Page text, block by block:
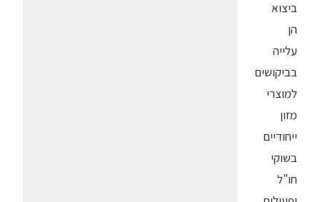
ביצוא
הן
עלייה
בביקושים
למוצרי
מזון
ייחודיים
בשוקי
חו"ל